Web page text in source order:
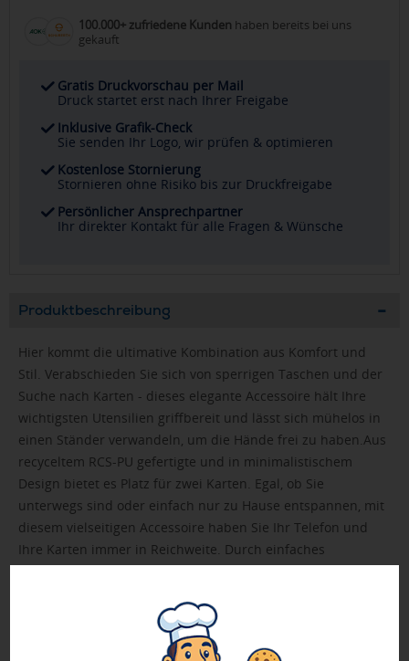
100.000+ zufriedene Kunden haben bereits bei uns
gekauft
Gratis Druckvorschau per Mail
Druck startet erst nach Ihrer Freigabe
Inklusive Grafik-Check
Sie senden Ihr Logo, wir prüfen & optimieren
Kostenlose Stornierung
Stornieren ohne Risiko bis zur Druckfreigabe
Persönlicher Ansprechpartner
Ihr direkter Kontakt für alle Fragen & Wünsche
Produktbeschreibung
Hier kommt die ultimative Kombination aus Komfort und
Stil. Verabschieden Sie sich von sperrigen Taschen und der
Suche nach Karten - dieses elegante Accessoire hält Ihre
wichtigsten Utensilien griffbereit und lässt sich mühelos in
einen Ständer verwandeln, um die Hände frei zu haben.Aus
recyceltem RCS-PU gefertigte und in minimalistischem
Design bietet es Platz für zwei Karten. Egal, ob Sie
unterwegs sind oder einfach nur zu Hause entspannen, mit
diesem vielseitigen Accessoire haben Sie Ihr Telefon und
Ihre Karten immer in Reichweite. Durch einfaches
Umklappen verwandelt sich das Wallet in einen stabilen
Gesamter recycelter Inhalt: 5%, bezogen auf auf das
Gesamtgewicht des Artikels. Die RCS-Zertifizierung